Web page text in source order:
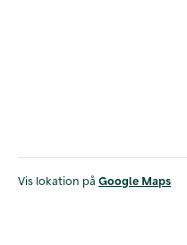
Vis lokation på Google Maps